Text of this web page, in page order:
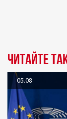
Читайте
05.08